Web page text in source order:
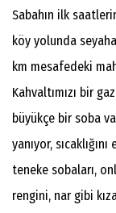
Sabahın ilk
köy yolunda
km mesafedeki
Kahvaltımızı bir
büyükçe bir soba
yanıyor,
teneke sobaları,
rengini, nar gibi